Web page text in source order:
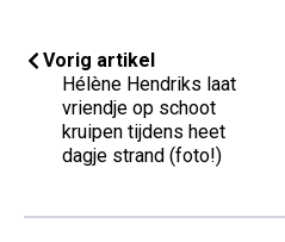
Vorig artikel
Hélène Hendriks laat
vriendje op schoot
kruipen tijdens heet
dagje strand (foto!)